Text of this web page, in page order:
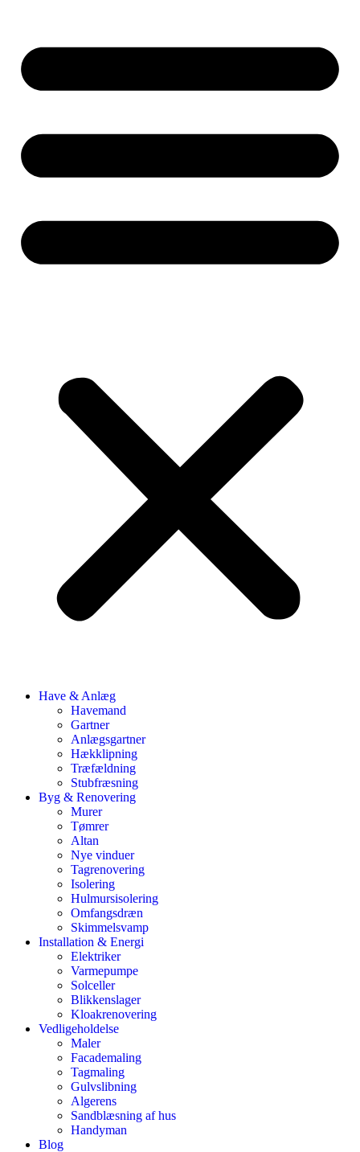
Have & Anlæg
Havemand
Gartner
Anlægsgartner
Hækklipning
Træfældning
Stubfræsning
Byg & Renovering
Murer
Tømrer
Altan
Nye vinduer
Tagrenovering
Isolering
Hulmursisolering
Omfangsdræn
Skimmelsvamp
Installation & Energi
Elektriker
Varmepumpe
Solceller
Blikkenslager
Kloakrenovering
Vedligeholdelse
Maler
Facademaling
Tagmaling
Gulvslibning
Algerens
Sandblæsning af hus
Handyman
Blog